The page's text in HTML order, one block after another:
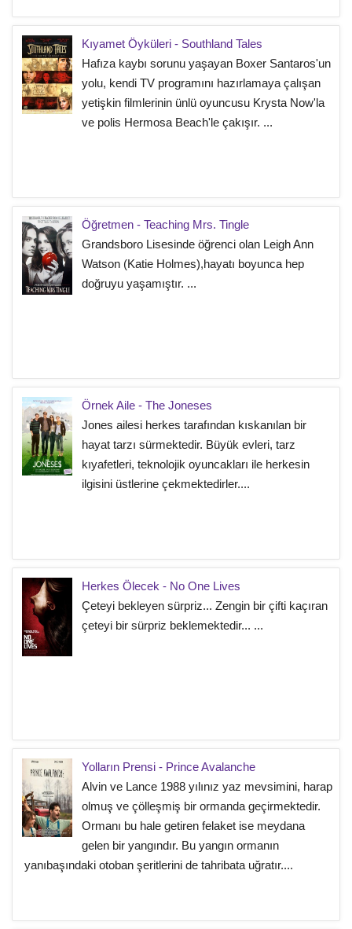
Kıyamet Öyküleri - Southland Tales
Hafıza kaybı sorunu yaşayan Boxer Santaros'un
yolu, kendi TV programını hazırlamaya çalışan
yetişkin filmlerinin ünlü oyuncusu Krysta Now'la
ve polis Hermosa Beach'le çakışır. ...
Öğretmen - Teaching Mrs. Tingle
Grandsboro Lisesinde öğrenci olan Leigh Ann
Watson (Katie Holmes),hayatı boyunca hep
doğruyu yaşamıştır. ...
Örnek Aile - The Joneses
Jones ailesi herkes tarafından kıskanılan bir
hayat tarzı sürmektedir. Büyük evleri, tarz
kıyafetleri, teknolojik oyuncakları ile herkesin
ilgisini üstlerine çekmektedirler....
Herkes Ölecek - No One Lives
Çeteyi bekleyen sürpriz... Zengin bir çifti kaçıran
çeteyi bir sürpriz beklemektedir... ...
Yolların Prensi - Prince Avalanche
Alvin ve Lance 1988 yılınız yaz mevsimini, harap
olmuş ve çölleşmiş bir ormanda geçirmektedir.
Ormanı bu hale getiren felaket ise meydana
gelen bir yangındır. Bu yangın ormanın
yanıbaşındaki otoban şeritlerini de tahribata uğratır....